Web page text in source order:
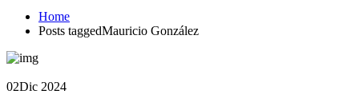
Home
Posts taggedMauricio González
02Dic 2024